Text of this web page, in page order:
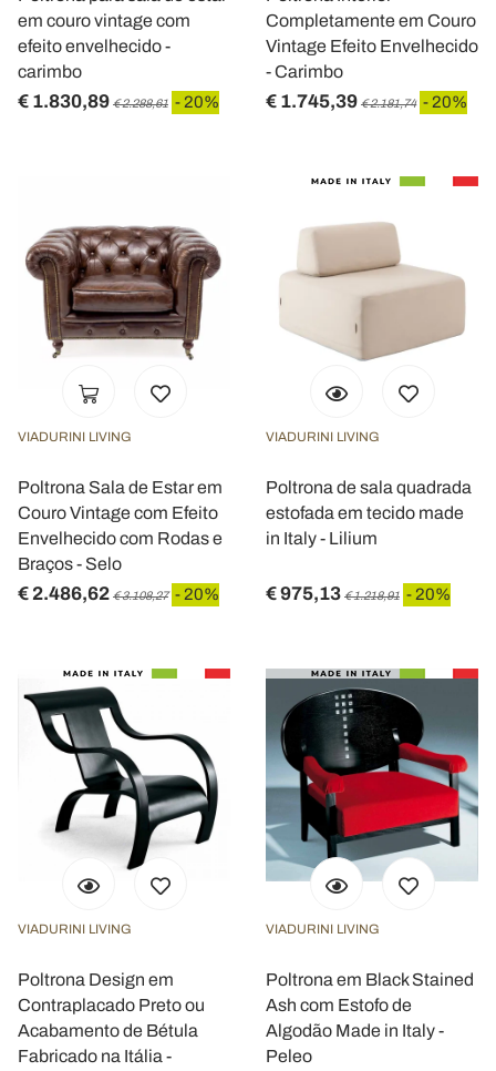
em couro vintage com
efeito envelhecido -
carimbo
€ 1.830,89 € 2.288,61 - 20%
Completamente em Couro
Vintage Efeito Envelhecido
- Carimbo
€ 1.745,39 € 2.181,74 - 20%
VIADURINI LIVING
Poltrona Sala de Estar em
Couro Vintage com Efeito
Envelhecido com Rodas e
Braços - Selo
€ 2.486,62 € 3.108,27 - 20%
VIADURINI LIVING
Poltrona de sala quadrada
estofada em tecido made
in Italy - Lilium
€ 975,13 € 1.218,91 - 20%
VIADURINI LIVING
Poltrona Design em
Contraplacado Preto ou
Acabamento de Bétula
Fabricado na Itália -
VIADURINI LIVING
Poltrona em Black Stained
Ash com Estofo de
Algodão Made in Italy -
Peleo